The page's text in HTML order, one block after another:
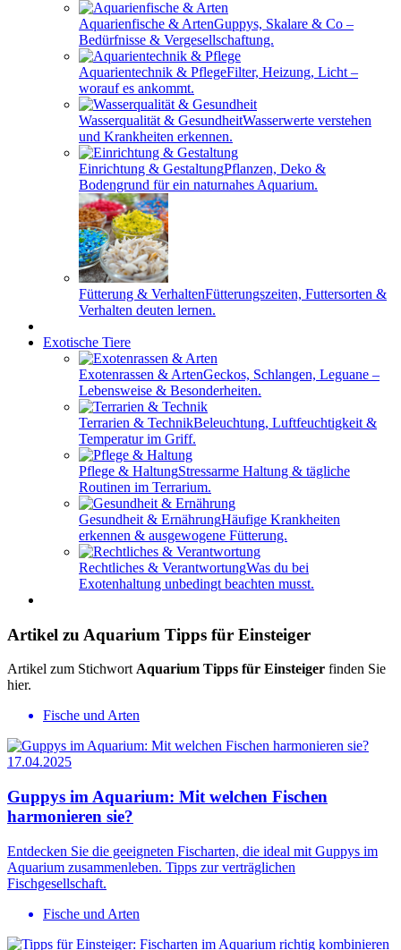
Aquarienfische & ArtenGuppys, Skalare & Co –
Bedürfnisse & Vergesellschaftung.
Aquarientechnik & PflegeFilter, Heizung, Licht –
worauf es ankommt.
Wasserqualität & GesundheitWasserwerte verstehen
und Krankheiten erkennen.
Einrichtung & GestaltungPflanzen, Deko &
Bodengrund für ein naturnahes Aquarium.
Fütterung & VerhaltenFütterungszeiten, Futtersorten &
Verhalten deuten lernen.
Exotische Tiere
Exotenrassen & ArtenGeckos, Schlangen, Leguane –
Lebensweise & Besonderheiten.
Terrarien & TechnikBeleuchtung, Luftfeuchtigkeit &
Temperatur im Griff.
Pflege & HaltungStressarme Haltung & tägliche
Routinen im Terrarium.
Gesundheit & ErnährungHäufige Krankheiten
erkennen & ausgewogene Fütterung.
Rechtliches & VerantwortungWas du bei
Exotenhaltung unbedingt beachten musst.
Artikel zu Aquarium Tipps für Einsteiger
Artikel zum StichwortAquarium Tipps für Einsteiger finden Sie
hier.
Fische und Arten
17.04.2025
Guppys im Aquarium: Mit welchen Fischen
harmonieren sie?
Entdecken Sie die geeigneten Fischarten, die ideal mit Guppys im
Aquarium zusammenleben. Tipps zur verträglichen
Fischgesellschaft.
Fische und Arten